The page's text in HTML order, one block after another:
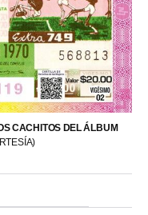
CACHITOS DEL ÁLBUM